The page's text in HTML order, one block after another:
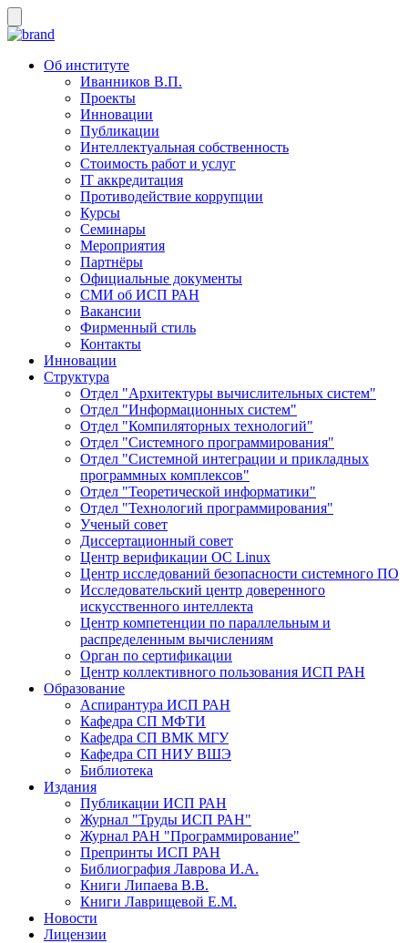
Об институте
Иванников В.П.
Проекты
Инновации
Публикации
Интеллектуальная собственность
Стоимость работ и услуг
IT аккредитация
Противодействие коррупции
Курсы
Семинары
Мероприятия
Партнёры
Официальные документы
СМИ об ИСП РАН
Вакансии
Фирменный стиль
Контакты
Инновации
Структура
Отдел "Архитектуры вычислительных систем"
Отдел "Информационных систем"
Отдел "Компиляторных технологий"
Отдел "Системного программирования"
Отдел "Системной интеграции и прикладных
программных комплексов"
Отдел "Теоретической информатики"
Отдел "Технологий программирования"
Ученый совет
Диссертационный совет
Центр верификации ОС Linux
Центр исследований безопасности системного ПО
Исследовательский центр доверенного
искусственного интеллекта
Центр компетенции по параллельным и
распределенным вычислениям
Орган по сертификации
Центр коллективного пользования ИСП РАН
Образование
Аспирантура ИСП РАН
Кафедра СП МФТИ
Кафедра СП ВМК МГУ
Кафедра СП НИУ ВШЭ
Библиотека
Издания
Публикации ИСП РАН
Журнал "Труды ИСП РАН"
Журнал РАН "Программирование"
Препринты ИСП РАН
Библиография Лаврова И.А.
Книги Липаева В.В.
Книги Лаврищевой Е.М.
Новости
Лицензии